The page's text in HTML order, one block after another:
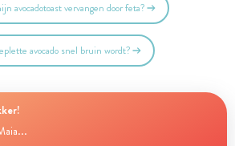
avocadotoast vervangen door feta?
avocado snel bruin wordt?